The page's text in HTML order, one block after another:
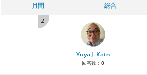
月間
総合
2
Yuya J. Kato
回答数： 0